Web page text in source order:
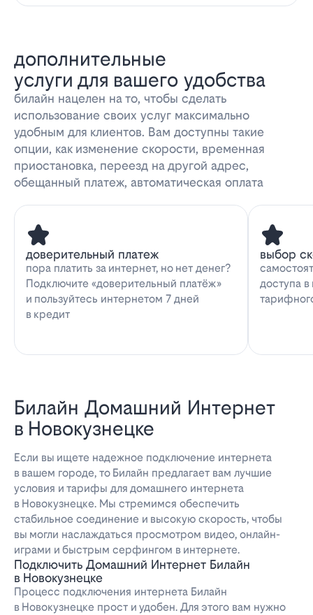
дополнительные
услуги для вашего удобства
билайн нацелен на то, чтобы сделать
использование своих услуг максимально
удобным для клиентов. Вам доступны такие
опции, как изменение скорости, временная
приостановка, переезд на другой адрес,
обещанный платеж, автоматическая оплата
доверительный платеж
пора платить за интернет, но нет денег?
Подключите «доверительный платёж»
и пользуйтесь интернетом 7 дней
в кредит
выбор
доступа
Билайн Домашний Интернет
в Новокузнецке
Если вы ищете надежное подключение интернета
в вашем городе, то Билайн предлагает вам лучшие
условия и тарифы для домашнего интернета
в Новокузнецке. Мы стремимся обеспечить
стабильное соединение и высокую скорость, чтобы
вы могли наслаждаться просмотром видео, онлайн-
играми и быстрым серфингом в интернете.
Подключить Домашний Интернет Билайн
в Новокузнецке
Процесс подключения интернета Билайн
в Новокузнецке прост и удобен. Для этого вам нужно